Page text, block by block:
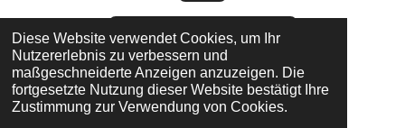
Diese Website verwendet Cookies, um Ihr
Nutzererlebnis zu verbessern und
maßgeschneiderte Anzeigen anzuzeigen. Die
fortgesetzte Nutzung dieser Website bestätigt Ihre
Zustimmung zur Verwendung von Cookies.
AGB und Widerrufsbelehrung
Impressum